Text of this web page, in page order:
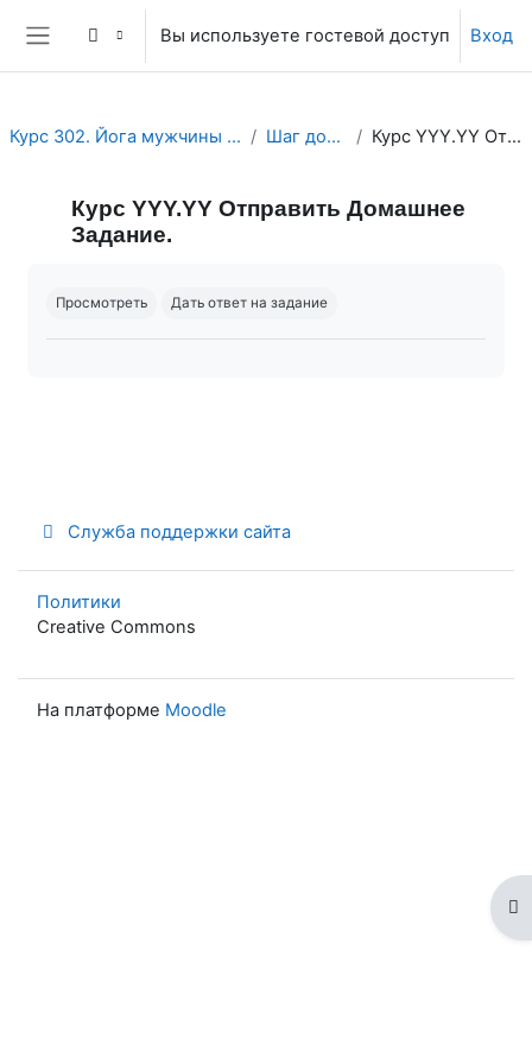
Перейти к основному содержанию
Боковая панель
Вы используете гостевой доступ Вход
Курс 302. Йога мужчины и женщины. Секс. Любовь. Духовность Шаг домашнего задания. Курс YYY.YY Отправить Домашнее Задание.
Курс YYY.YY Отправить Домашнее
Задание.
Просмотреть Дать ответ на задание
Служба поддержки сайта
Политики
Creative Commons
На платформе Moodle